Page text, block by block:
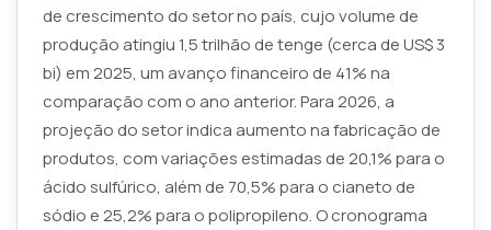
de crescimento do setor no país, cujo volume de
produção atingiu 1,5 trilhão de tenge (cerca de US$ 3
bi) em 2025, um avanço financeiro de 41% na
comparação com o ano anterior. Para 2026, a
projeção do setor indica aumento na fabricação de
produtos, com variações estimadas de 20,1% para o
ácido sulfúrico, além de 70,5% para o cianeto de
sódio e 25,2% para o polipropileno. O cronograma